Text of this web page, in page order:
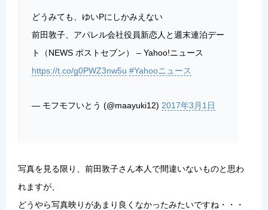
どうみても、ゆいPにしかみえない
前田敦子、アパレル会社役員新恋人と週末連泊デー
ト（NEWS ポストセブン） – Yahoo!ニュース
https://t.co/g0PWZ3nw5u #Yahooニュース
— モフモフいとう (@maayuki12) 2017年3月1日
写真を見る限り、前田敦子さん本人で間違いないものと思わ
れますが、
どうやら写真映りがあまり良くなかったみたいですね・・・